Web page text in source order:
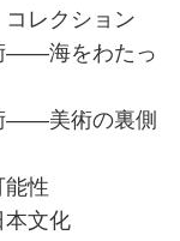
レクション
――海をわたっ
――美術の裏側
性
文化